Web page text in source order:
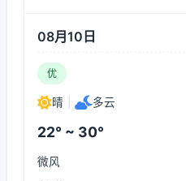
08月10日
优
晴 多云
22° ~ 30°
微风